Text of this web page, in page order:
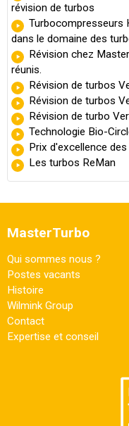
révision de turbos
Turbocompresseurs
dans le domaine des
Révision chez
réunis.
Révision de turbos
Révision de turbos
Révision de turbo
Technologie Bio-
Prix d'excellence
Les turbos ReMan
MasterTurbo
Qui sommes nous ?
Postes vacants
Histoire
Wilmink Group
Contact
Expertise et conseil